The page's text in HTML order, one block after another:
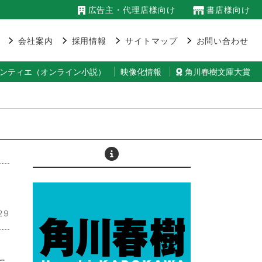
広告主・代理店様向け 書店様向け
会社案内 採用情報 サイトマップ お問い合わせ
ティエ（オンライン小説） 映像化情報 角川春樹文庫大賞